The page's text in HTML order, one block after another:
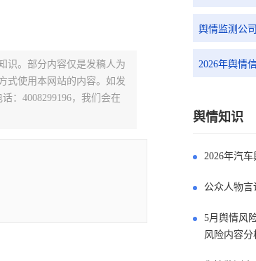
识。部分内容仅是发稿人为
式使用本网站的内容。如发
：4008299196，我们会在
舆情监测公司
2026年舆情
舆情知识
2026年汽
公众人物
5月舆情风
风险内容分